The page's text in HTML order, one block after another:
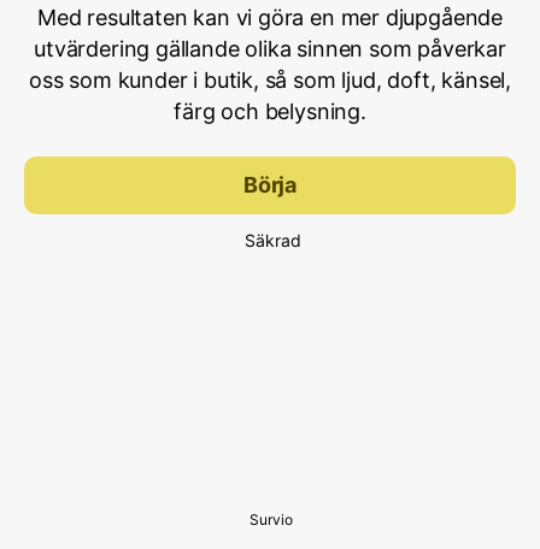
Med resultaten kan vi göra en mer djupgående
utvärdering gällande olika sinnen som påverkar
oss som kunder i butik, så som ljud, doft, känsel,
färg och belysning.
Börja
Säkrad
Survio